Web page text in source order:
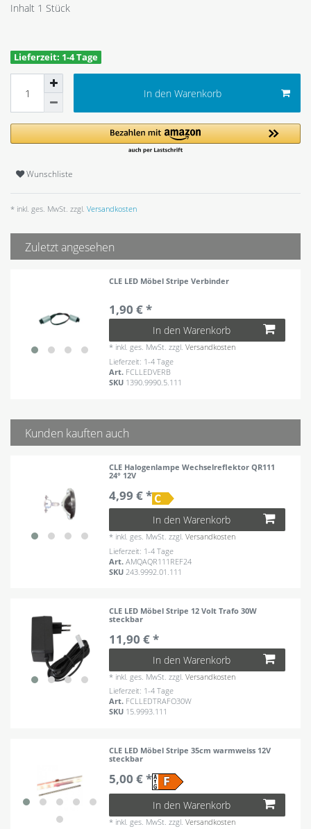
Inhalt 1 Stück
Lieferzeit: 1-4 Tage
In den Warenkorb
Wunschliste
* inkl. ges. MwSt. zzgl. Versandkosten
Zuletzt angesehen
CLE LED Möbel Stripe Verbinder
1,90 € *
In den Warenkorb
* inkl. ges. MwSt. zzgl.Versandkosten
Lieferzeit: 1-4 Tage
Art. FCLLEDVERB
SKU 1390.9990.5.111
Kunden kauften auch
CLE Halogenlampe Wechselreflektor QR111
24° 12V
4,99 € *
In den Warenkorb
* inkl. ges. MwSt. zzgl.Versandkosten
Lieferzeit: 1-4 Tage
Art.AMQAQR111REF24
SKU 243.9992.01.111
CLE LED Möbel Stripe 12 Volt Trafo 30W
steckbar
11,90 € *
In den Warenkorb
* inkl. ges. MwSt. zzgl.Versandkosten
Lieferzeit: 1-4 Tage
Art. FCLLEDTRAFO30W
SKU 15.9993.111
CLE LED Möbel Stripe 35cm warmweiss 12V
steckbar
5,00 € *
In den Warenkorb
* inkl. ges. MwSt. zzgl.Versandkosten